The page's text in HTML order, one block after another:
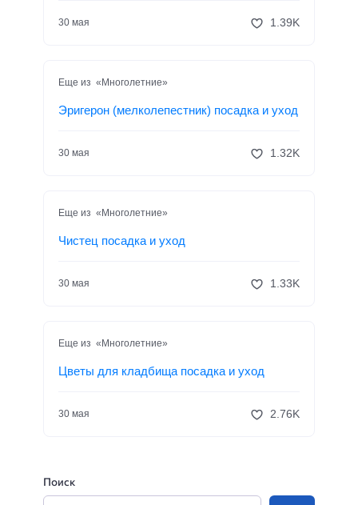
30 мая 1.39K
Еще из «Многолетние»
Эригерон (мелколепестник) посадка и уход
30 мая 1.32K
Еще из «Многолетние»
Чистец посадка и уход
30 мая 1.33K
Еще из «Многолетние»
Цветы для кладбища посадка и уход
30 мая 2.76K
Поиск